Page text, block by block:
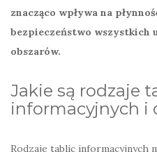
znacząco wpływa na
bezpieczeństwo wszystkich
obszarów.
Jakie są rodzaje
informacyjnych i
Rodzaje tablic informacyjnych